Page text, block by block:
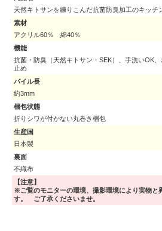
天然キトサンを練りこんだ抗菌防臭加工のキッ
素材
アクリル60％ 綿40％
機能
抗菌・防臭（天然キトサン・SEK）、手洗いOK
止め
パイル長
約3mm
梱包状態
折りシワが付かない丸巻き梱包
生産国
日本製
裏面
不織布
【注意】
※ご覧のモニターの環境、撮影環境により実物と
す。 ご了承くださいませ。